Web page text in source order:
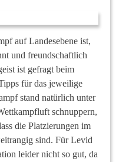
auf Landesebene ist,
und freundschaftlich
ist gefragt beim
für das jeweilige
stand natürlich unter
schnuppern,
die Platzierungen im
sind. Für Levid
leider nicht so gut, da